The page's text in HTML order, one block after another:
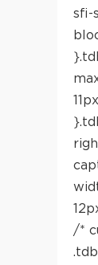
sfi-
/*